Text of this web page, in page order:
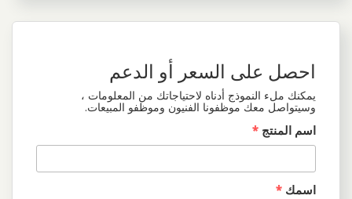
احصل على السعر أو الدعم
يمكنك ملء النموذج أدناه لاحتياجاتك من المعلومات ،
وسيتواصل معك موظفونا الفنيون وموظفو المبيعات.
اسم المنتج *
اسمك *